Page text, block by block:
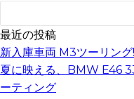
最近の投稿
新入庫車両 M3ツーリング
夏に映える、BMW E46
ーティング